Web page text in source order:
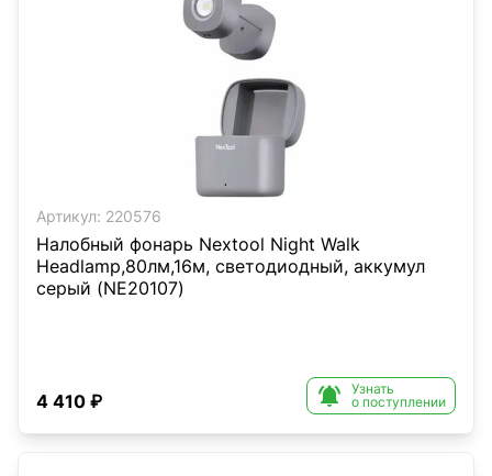
Артикул: 220576
Налобный фонарь Nextool Night Walk
Headlamp,80лм,16м, светодиодный, аккумул
серый (NE20107)
4 410 ₽ 
Узнать
о поступлении